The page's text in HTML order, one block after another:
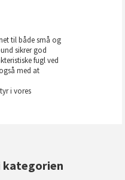
til både små og
sikrer god
fugl ved
med at
i vores
kategorien